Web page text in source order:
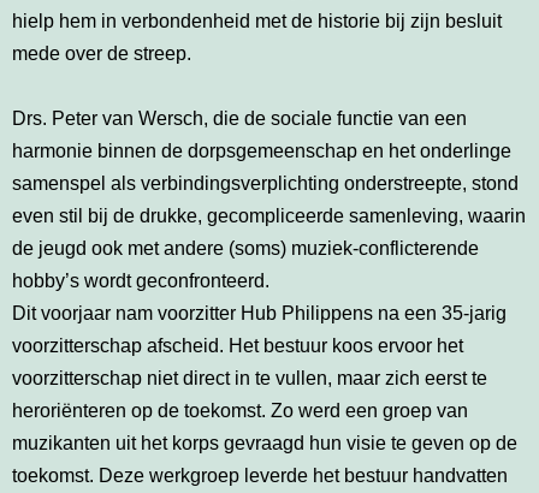
hielp hem in verbondenheid met de historie bij zijn besluit
mede over de streep.
Drs. Peter van Wersch, die de sociale functie van een
harmonie binnen de dorpsgemeenschap en het onderlinge
samenspel als verbindingsverplichting onderstreepte, stond
even stil bij de drukke, gecompliceerde samenleving, waarin
de jeugd ook met andere (soms) muziek-conflicterende
hobby’s wordt geconfronteerd.
Dit voorjaar nam voorzitter Hub Philippens na een 35-jarig
voorzitterschap afscheid. Het bestuur koos ervoor het
voorzitterschap niet direct in te vullen, maar zich eerst te
heroriënteren op de toekomst. Zo werd een groep van
muzikanten uit het korps gevraagd hun visie te geven op de
toekomst. Deze werkgroep leverde het bestuur handvatten